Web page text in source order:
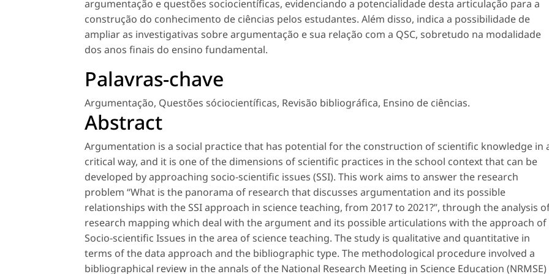
argumentação e questões sociocientíficas, evidenciando a potencialidade desta articulação para a
construção do conhecimento de ciências pelos estudantes. Além disso, indica a possibilidade de
ampliar as investigativas sobre argumentação e sua relação com a QSC, sobretudo na modalidade
dos anos finais do ensino fundamental.
Palavras-chave
Argumentação, Questões sóciocientíficas, Revisão bibliográfica, Ensino de ciências.
Abstract
Argumentation is a social practice that has potential for the construction of scientific knowledge in
critical way, and it is one of the dimensions of scientific practices in the school context that can be
developed by approaching socio-scientific issues (SSI). This work aims to answer the research
problem “What is the panorama of research that discusses argumentation and its possible
relationships with the SSI approach in science teaching, from 2017 to 2021?”, through the analysis
research mapping which deal with the argument and its possible articulations with the approach of
Socio-scientific Issues in the area of science teaching. The study is qualitative and quantitative in
terms of the data approach and the bibliographic type. The methodological procedure involved a
bibliographical review in the annals of the National Research Meeting in Science Education (NRMSE)